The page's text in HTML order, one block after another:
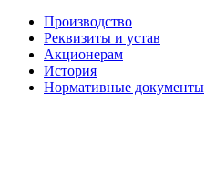
Производство
Реквизиты и устав
Акционерам
История
Нормативные документы